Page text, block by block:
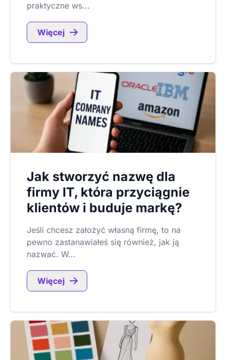
praktyczne ws...
Więcej
Jak stworzyć nazwę dla
firmy IT, która przyciągnie
klientów i buduje markę?
Jeśli chcesz założyć własną firmę, to na
pewno zastanawiałeś się również, jak ją
nazwać. W...
Więcej